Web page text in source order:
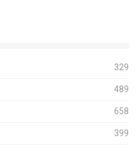
329
489
658
399